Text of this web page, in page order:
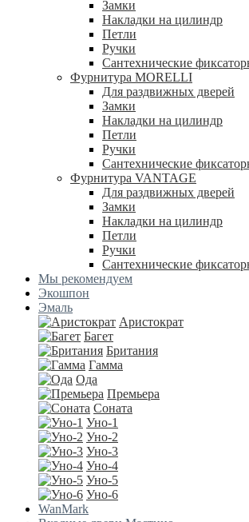
Замки
Накладки на цилиндр
Петли
Ручки
Сантехнические
Фурнитура MORELLI
Для раздвижных дверей
Замки
Накладки на цилиндр
Петли
Ручки
Сантехнические
Фурнитура VANTAGE
Для раздвижных дверей
Замки
Накладки на цилиндр
Петли
Ручки
Сантехнические
Мы рекомендуем
Экошпон
Эмаль
Аристократ
Багет
Британия
Гамма
Ода
Премьера
Соната
Уно-1
Уно-2
Уно-3
Уно-4
Уно-5
Уно-6
WanMark